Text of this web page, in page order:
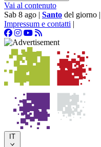
Vai al contenuto
Sab 8 ago | Santo del giorno |
Impressum e contatti |
IT